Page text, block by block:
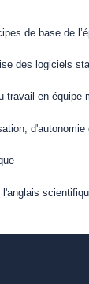
de base de
des logiciels
travail en équipe